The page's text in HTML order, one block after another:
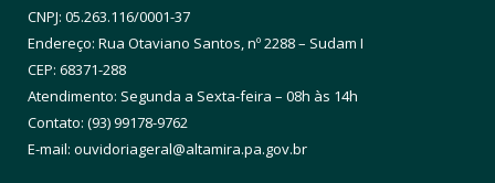
CNPJ: 05.263.116/0001-37
Endereço: Rua Otaviano Santos, nº 2288 – Sudam I
CEP: 68371-288
Atendimento: Segunda a Sexta-feira – 08h às 14h
Contato: (93) 99178-9762
E-mail: ouvidoriageral@altamira.pa.gov.br